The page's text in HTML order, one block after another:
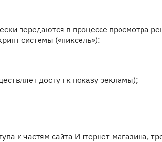
передаются в процессе просмотра
системы («пиксель»):
доступ к показу рекламы);
к частям сайта Интернет-магазина,